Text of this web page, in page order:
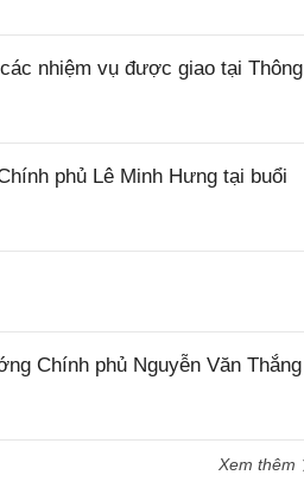
nhiệm vụ được giao tại Thông
phủ Lê Minh Hưng tại buổi
Chính phủ Nguyễn Văn Thắng
Xem thêm